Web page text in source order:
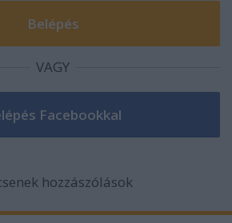
VAGY
hozzászólások